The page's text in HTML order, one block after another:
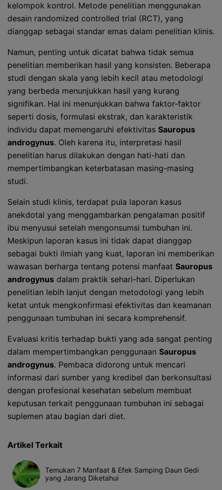
kelompok kontrol. Metode penelitian menggunakan
desain randomized controlled trial (RCT), yang
dianggap sebagai standar emas dalam penelitian klinis.
Namun, penting untuk dicatat bahwa tidak semua
penelitian memberikan hasil yang konsisten. Beberapa
studi dengan skala yang lebih kecil atau metodologi
yang berbeda menunjukkan hasil yang kurang
signifikan. Hal ini menunjukkan bahwa faktor-faktor
seperti dosis, formulasi ekstrak, dan karakteristik
individu dapat memengaruhi efektivitas Sauropus
androgynus. Oleh karena itu, interpretasi hasil
penelitian harus dilakukan dengan hati-hati dan
mempertimbangkan keterbatasan masing-masing
studi.
Selain studi klinis, terdapat pula laporan kasus
anekdotal yang menggambarkan pengalaman positif
ibu menyusui setelah mengonsumsi tumbuhan ini.
Meskipun laporan kasus ini tidak dapat dianggap
sebagai bukti ilmiah yang kuat, laporan ini memberikan
wawasan berharga tentang potensi manfaat Sauropus
androgynus dalam praktik sehari-hari. Diperlukan
penelitian lebih lanjut dengan metodologi yang lebih
ketat untuk mengkonfirmasi efektivitas dan keamanan
penggunaan tumbuhan ini secara komprehensif.
Evaluasi kritis terhadap bukti yang ada sangat penting
dalam mempertimbangkan penggunaan Sauropus
androgynus. Pembaca didorong untuk mencari
informasi dari sumber yang kredibel dan berkonsultasi
dengan profesional kesehatan sebelum membuat
keputusan terkait penggunaan tumbuhan ini sebagai
suplemen atau bagian dari diet.
Artikel Terkait
Temukan 7 Manfaat & Efek Samping Daun Gedi
yang Jarang Diketahui